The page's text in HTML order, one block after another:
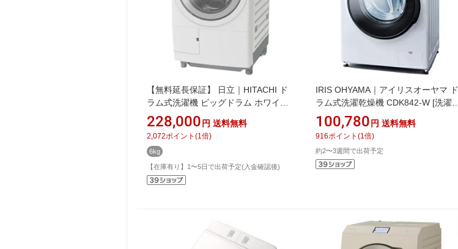
【無料延長保証】 日立｜HITACHI ド
ラム式洗濯機 ビッグドラム ホワイト
BD-SW120ML-W [洗濯12.0kg /乾燥
6.0kg /左開き /ヒーター乾燥(水冷・除
湿タイプ)]
228,000 円 送料無料
2,072ポイント (1 倍)
6kg
【在庫有り】1〜5日で出荷予定(入金確認後)
IRIS OHYAMA｜アイリスオーヤマ ド
ラム式洗濯乾燥機 CDK842-W [洗濯
8.0kg /乾燥4.0kg /左開き /ヒーター乾
燥(排気タイプ)]
100,780 円 送料無料
916ポイント (1 倍)
約2〜3週間で出荷予定